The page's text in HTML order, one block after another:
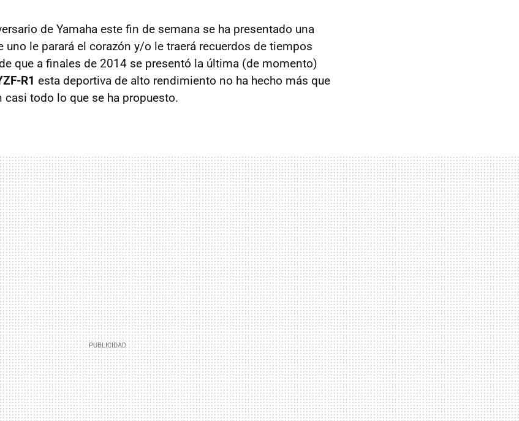
de Yamaha este fin de semana se ha presentado una
uno le parará el corazón y/o le traerá recuerdos de tiempos
que a finales de 2014 se presentó la última (de momento)
R1 esta deportiva de alto rendimiento no ha hecho más que
casi todo lo que se ha propuesto.